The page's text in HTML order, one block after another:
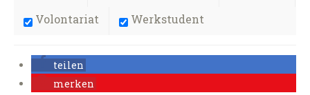
Volontariat
Werkstudent
teilen
merken